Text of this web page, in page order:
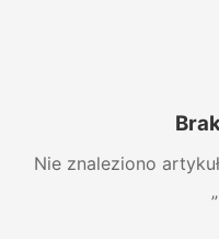
Nie znaleziono